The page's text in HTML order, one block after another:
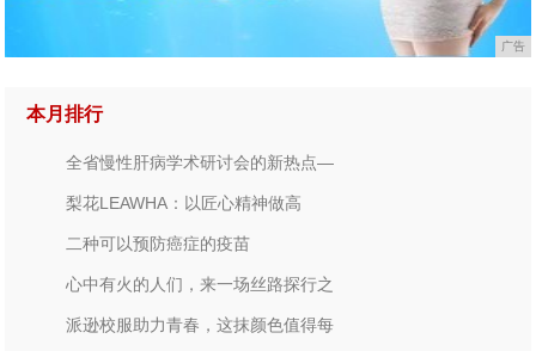
广告
本月排行
全省慢性肝病学术研讨会的新热点—
梨花LEAWHA：以匠心精神做高
二种可以预防癌症的疫苗
心中有火的人们，来一场丝路探行之
派逊校服助力青春，这抹颜色值得每